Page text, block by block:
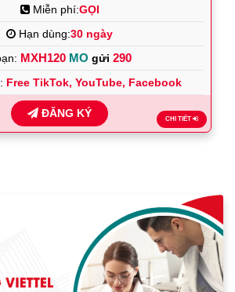
Miễn phí:GỌI
Hạn dùng:30 ngày
MXH120MO gửi 290
Free TikTok, YouTube, Facebook
ĐĂNG KÝ CHI TIẾT